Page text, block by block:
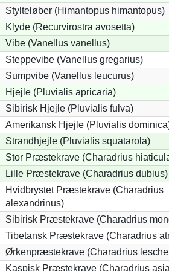
Stylteløber (Himantopus himantopus)
Klyde (Recurvirostra avosetta)
Vibe (Vanellus vanellus)
Steppevibe (Vanellus gregarius)
Sumpvibe (Vanellus leucurus)
Hjejle (Pluvialis apricaria)
Sibirisk Hjejle (Pluvialis fulva)
Amerikansk Hjejle (Pluvialis
Strandhjejle (Pluvialis squatarola)
Stor Præstekrave (Charadrius
Lille Præstekrave (Charadrius dubius)
Hvidbrystet Præstekrave (Charadrius
alexandrinus)
Sibirisk Præstekrave (Charadrius
Tibetansk Præstekrave (Charadrius
Ørkenpræstekrave (Charadrius
Kaspisk Præstekrave (Charadrius